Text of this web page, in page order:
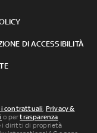
DI ACCESSIBILITÀ
contrattuali, Privacy &
o pertrasparenza
i diritti di proprietà